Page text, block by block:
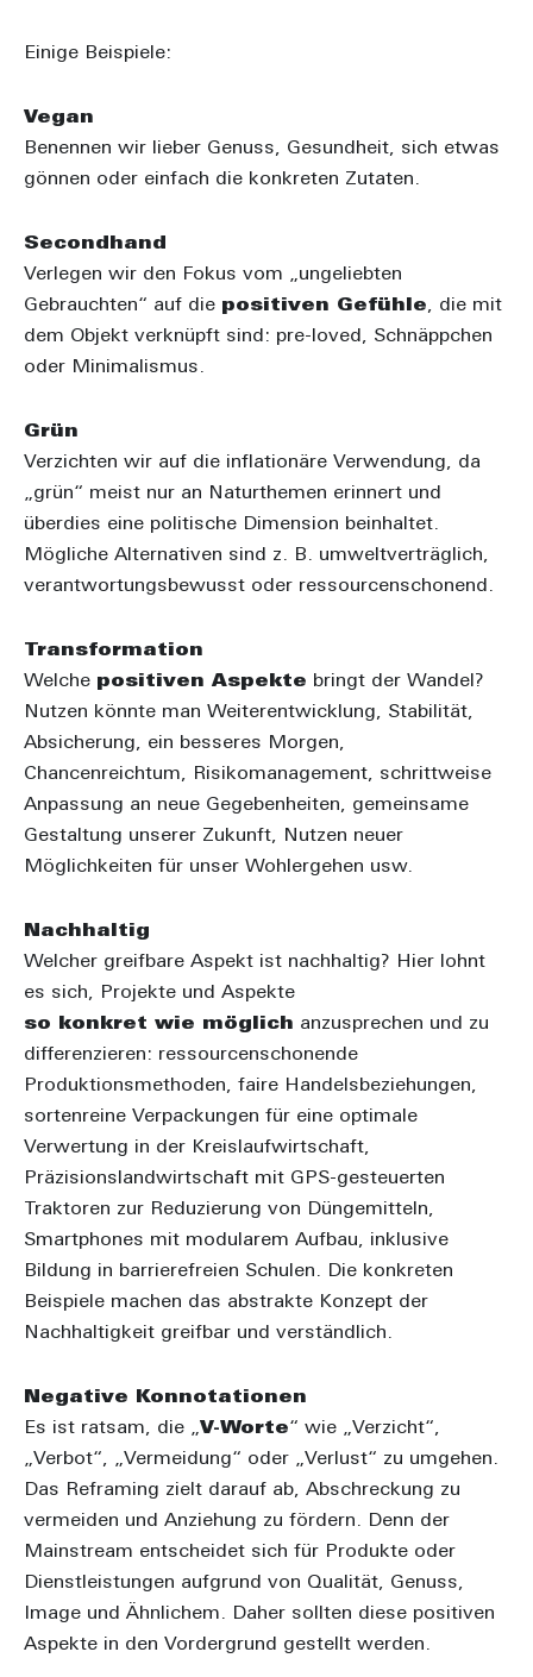
Einige Beispiele:
Vegan
Benennen wir lieber Genuss, Gesundheit, sich etwas
gönnen oder einfach die konkreten Zutaten.
Secondhand
Verlegen wir den Fokus vom „ungeliebten
Gebrauchten“ auf die positiven Gefühle, die mit
dem Objekt verknüpft sind: pre-loved , Schnäppchen
oder Minimalismus.
Grün
Verzichten wir auf die inflationäre Verwendung, da
„grün“ meist nur an Naturthemen erinnert und
überdies eine politische Dimension beinhaltet.
Mögliche Alternativen sind z. B. umweltverträglich,
verantwortungsbewusst oder ressourcenschonend .
Transformation
Welche positiven Aspekte bringt der Wandel?
Nutzen könnte man Weiterentwicklung, Stabilität,
Absicherung, ein besseres Morgen,
Chancenreichtum, Risikomanagement, schrittweise
Anpassung an neue Gegebenheiten, gemeinsame
Gestaltung unserer Zukunft, N utzen neuer
Möglichkeiten für unser Wohlergehen usw.
Nachhaltig
Welcher greifbare Aspekt ist nachhaltig? Hier lohnt
es sich, Projekte und Aspekte
so konkret wie möglich anzusprechen und zu
differenzieren: ressourcenschonende
Produktionsmethoden, faire Handelsbeziehungen,
sortenreine Verpackungen für eine optimale
Verwertung in der Kreislaufwirtschaft,
Präzisionslandwirtschaft mit GPS-gesteuerten
Traktoren zur Reduzierung von Düngemitteln,
Smartphones mit modularem Aufbau, inklusive
Bildung in barrierefreien Schulen. Die konkreten
Beispiele machen das abstrakte Konzept der
Nachhaltigkeit greifbar und verständlich.
Negative Konnotationen
Es ist ratsam, die „V-Worte“ wie „Verzicht“,
„Verbot“, „Vermeidung“ oder „Verlust“ zu umgehen.
Das Reframing zielt darauf ab, Abschreckung zu
vermeiden und Anziehung zu fördern. Denn der
Mainstream entscheidet sich für Produkte oder
Dienstleistungen aufgrund von Qualität, Genuss,
Image und Ähnlichem. Daher sollten diese positiven
Aspekte in den Vordergrund gestellt werden.